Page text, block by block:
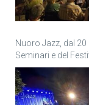
Nuoro Jazz, dal
Seminari e del